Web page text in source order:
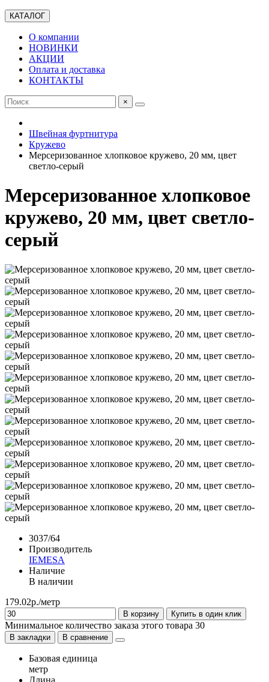
КАТАЛОГ
О компании
НОВИНКИ
АКЦИИ
Оплата и доставка
КОНТАКТЫ
×
Швейная фуртнитура
Кружево
Мерсеризованное хлопковое кружево, 20 мм, цвет
светло-серый
Мерсеризованное хлопковое
кружево, 20 мм, цвет светло-
серый
3037/64
Производитель
IEMESA
Наличие
В наличии
179.02р./метр
В корзину Купить в один клик
Минимальное количество заказа этого товара 30
В закладки В сравнение
Базовая единица
метр
Длина